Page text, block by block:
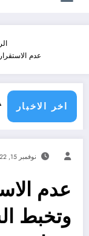
عدم
اخر الاخبار
في الجزائر .. مواقع
نوفمبر 15, 2022
عدم
وتخبط